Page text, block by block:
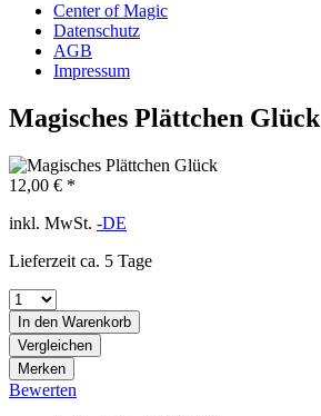
Center of Magic
Datenschutz
AGB
Impressum
Magisches Plättchen Glück
12,00 € *
inkl. MwSt. -DE
Lieferzeit ca. 5 Tage
In den Warenkorb
Vergleichen
Merken
Bewerten